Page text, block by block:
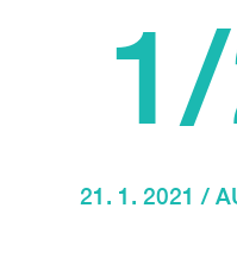
21. 1. 2021 /